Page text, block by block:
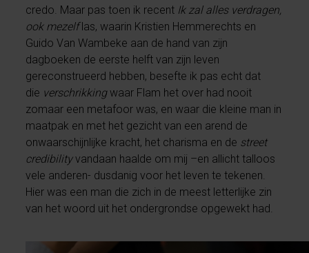
credo. Maar pas toen ik recent Ik zal alles verdragen,
ook mezelflas, waarin Kristien Hemmerechts en
Guido Van Wambeke aan de hand van zijn
dagboeken de eerste helft van zijn leven
gereconstrueerd hebben, besefte ik pas echt dat
die verschrikkingwaar Flam het over had nooit
zomaar een metafoor was, en waar die kleine man in
maatpak en met het gezicht van een arend de
onwaarschijnlijke kracht, het charisma en de street
credibilityvandaan haalde om mij –en allicht talloos
vele anderen- dusdanig voor het leven te tekenen.
Hier was een man die zich in de meest letterlijke zin
van het woord uit het ondergrondse opgewekt had.